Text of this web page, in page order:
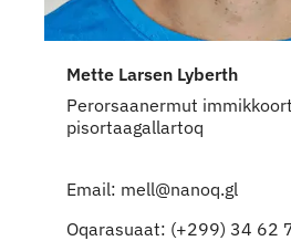
Mette Larsen Lyberth
Perorsaanermut
pisortaagallartoq
Email: mell@nanoq.gl
Oqarasuaat: (+299) 34 62